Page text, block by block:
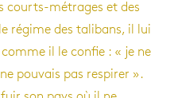
courts-métrages et des
régime des tali­bans, il lui
il le confie : « je ne
pou­vais pas res­pi­rer ».